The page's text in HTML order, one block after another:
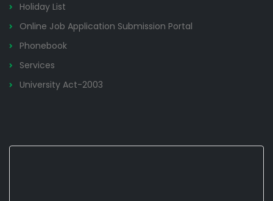
Holiday List
Online Job Application Submission Portal
Phonebook
Services
University Act-2003